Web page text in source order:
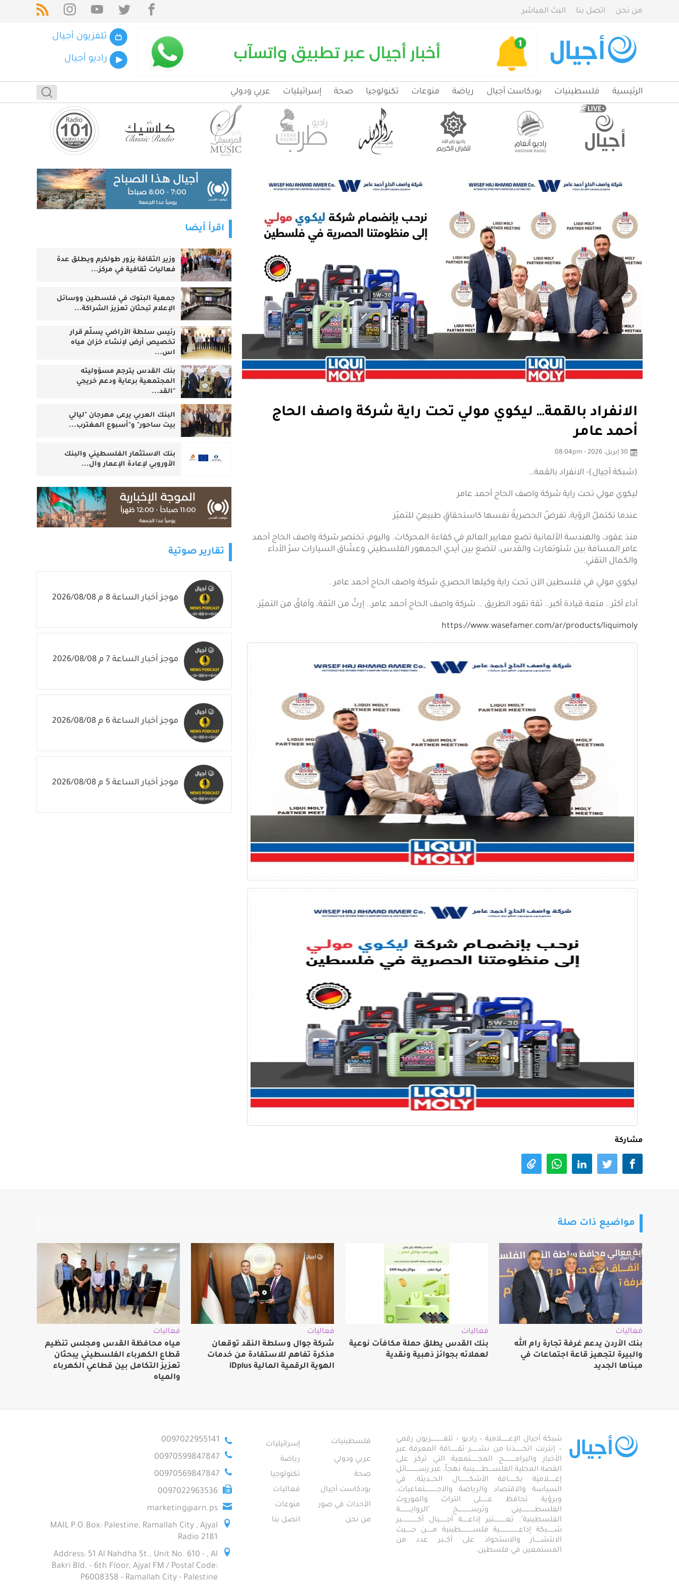
من نحن اتصل بنا البث المباشر
تلفزيون أجيال
راديو أجيال
الرئيسية فلسطينيات بودكاست أجيال رياضة منوعات تكنولوجيا صحة إسرائيليات عربي ودولي
الانفراد بالقمة… ليكوي مولي تحت راية شركة واصف الحاج
أحمد عامر
30 إبريل، 2026 - 08:04pm
(شبكة أجيال)- الانفراد بالقمة…
ليكوي مولي تحت راية شركة واصف الحاج أحمد عامر
عندما تكتملُ الرؤية، تفرضُ الحصريةُ نفسها كاستحقاقٍ طبيعيّ للتميّز
منذ عقود، والهندسة الألمانية تضع معايير العالم في كفاءة المحركات. واليوم، تختصر شركة واصف الحاج أحمد
عامر المسافة بين شتوتغارت والقدس، لتضع بين أيدي الجمهور الفلسطيني وعشّاق السيارات سرّ الأداء
والكمال التقني.
ليكوي مولي في فلسطين الآن تحت راية وكيلها الحصري شركة واصف الحاج أحمد عامر .
أداء أكثر.. متعة قيادة أكبر.. ثقة تقود الطريق .. شركة واصف الحاج أحمد عامر.. إرثٌ من الثقة، وآفاقٌ من التميّز.
https://www.wasefamer.com/ar/products/liquimoly
مشاركة
اقرأ أيضا
وزير الثقافة يزور طولكرم ويطلق عدة
فعاليات ثقافية في مركز...
جمعية البنوك في فلسطين ووسائل
الإعلام تبحثان تعزيز الشراكة...
رئيس سلطة الأراضي يسلّم قرار
تخصيص أرض لإنشاء خزان مياه
اس...
بنك القدس يترجم مسؤوليته
المجتمعية برعاية ودعم خريجي
"القد...
البنك العربي يرعى مهرجان "ليالي
بيت ساحور" و"أسبوع المغترب...
بنك الاستثمار الفلسطيني والبنك
الأوروبي لإعادة الإعمار وال...
تقارير صوتية
موجز أخبار الساعة 8 م 2026/08/08
موجز أخبار الساعة 7 م 2026/08/08
موجز أخبار الساعة 6 م 2026/08/08
موجز أخبار الساعة 5 م 2026/08/08
مواضيع ذات صلة
فعاليات
بنك الأردن يدعم غرفة تجارة رام الله
والبيرة لتجهيز قاعة اجتماعات في
مبناها الجديد
فعاليات
بنك القدس يطلق حملة مكافآت نوعية
لعملائه بجوائز ذهبية ونقدية
فعاليات
شركة جوال وسلطة النقد توقعان
مذكرة تفاهم للاستفادة من خدمات
الهوية الرقمية المالية iDplus
فعاليات
مياه محافظة القدس ومجلس تنظيم
قطاع الكهرباء الفلسطيني يبحثان
تعزيز التكامل بين قطاعي الكهرباء
والمياه
شبكة أجيال الإعـــــــلامية – راديو – تلفــــــــــــزيون رقمي
– إنترنت اتخـــــــذنا من نشـــــــر ثقـــــــافة المعرفة عبر
الأخبار والبرامـــــــــــج المجـــــــتمعية التي تركز على
القصة المحلية الفلســــطـــــــينية نهجاً، عبر رســــــــــــائل
إعــــــلامية بكـــــــافة الأشكـــــــــال الحـــديثة، في
السياسة والاقتصاد والرياضة والاجــــــــــــتماعيات،
وبرؤية تحافظ عـــــــلى التراث والموروث
الفلسطـــــــــــــيني وترســـــــــــــخ "الروايـــــــــــة
الفلسطينية". تعــــــــــــتبر إذاعــــــة أجـــــــيال أكــــــــــــــــبر
شـــــــبكة إذاعـــــــــــــــــــية فلســــــــــــطينية مــــــن حــــــيث
الانتشــــــار والاستحواذ على أكـــبر عدد من
المستمعين في فلسطين.
فلسطينيات
إسرائيليات
عربي ودولي
رياضة
صحة
تكنولوجيا
بودكاست أجيال
فعاليات
الأحداث في صور
منوعات
من نحن
اتصل بنا
0097022955141
00970599847847
00970569847847
0097022963536
marketing@arn.ps
MAIL P.O.Box: Palestine, Ramallah City , Ajyal
Radio 2181
Address: 51 Al Nahdha St., Unit No. 610 - , Al
Bakri Bld. - 6th Floor, Ajyal FM / Postal Code:
P6008358 - Ramallah City - Palestine